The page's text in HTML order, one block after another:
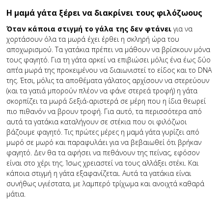
Η μαμά γάτα ξέρει να διακρίνει τους φιλόζωους
Όταν κάποια στιγμή το γάλα της δεν φτάνει για να
χορτάσουν όλα τα μωρά έχει έρθει η σκληρή ώρα του
αποχωρισμού. Τα γατάκια πρέπει να μάθουν να βρίσκουν μόνα
τους φαγητό. Για τη γάτα αρκεί να επιβιώσει μόλις ένα έως δύο
απ΄τα μωρά της προκειμένου να διαιωνιστεί το είδος και το DNA
της. Έτσι, μόλις τα αποθέματα γάλατος αρχίσουν να στερεύουν
(και τα γατιά μπορούν πλέον να φάνε στερεά τροφή) η γάτα
σκορπίζει τα μωρά δεξιά-αριστερά σε μέρη που η ίδια θεωρεί
πιο πιθανόν να βρουν τροφή. Για αυτό, τα περισσότερα από
αυτά τα γατάκια καταλήγουν σε στέκια που οι φιλόζωοι
βάζουμε φαγητό. Τις πρώτες μέρες η μαμά γάτα γυρίζει από
μωρό σε μωρό και παραφυλάει για να βεβαιωθεί ότι βρήκαν
φαγητό. Δεν θα τα αφήσει να πεθάνουν της πείνας, εφόσον
είναι στο χέρι της. Ίσως χρειαστεί να τους αλλάξει στέκι. Και
κάποια στιγμή η γάτα εξαφανίζεται. Αυτά τα γατάκια είναι
συνήθως υγιέστατα, με λαμπερό τρίχωμα και ανοιχτά καθαρά
μάτια.